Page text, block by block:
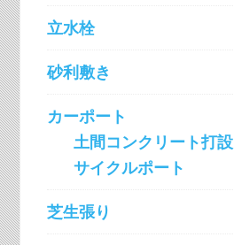
立水栓
砂利敷き
カーポート
土間コンクリート打設
サイクルポート
芝生張り